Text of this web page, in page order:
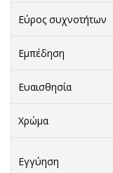
Εύρος συχνοτήτων
Εμπέδηση
Ευαισθησία
Χρώμα
Εγγύηση